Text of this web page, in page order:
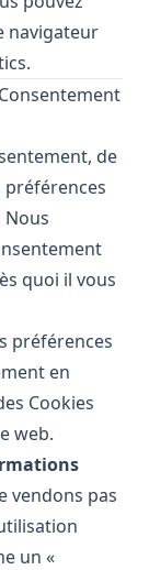
navigateur
.
de
préférences
quoi il vous
préférences
en
Cookies
web.
vendons pas
un «